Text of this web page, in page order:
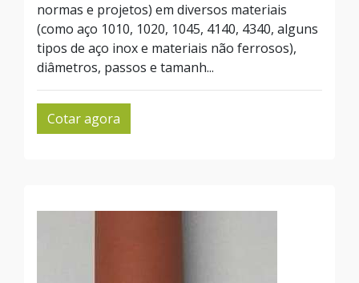
normas e projetos) em diversos materiais
(como aço 1010, 1020, 1045, 4140, 4340, alguns
tipos de aço inox e materiais não ferrosos),
diâmetros, passos e tamanh...
Cotar agora